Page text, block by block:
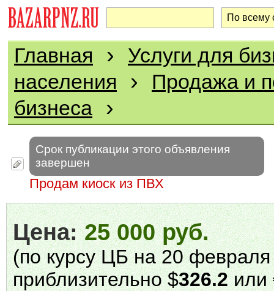
Главная › Услуги для
населения
›
Продажа и
бизнеса ›
Срок публикации этого объявления
завершен
Продам киоск из ПВХ
Цена:25 000 руб.
(по курсу ЦБ на 20 февраля
приблизительно $326.2или